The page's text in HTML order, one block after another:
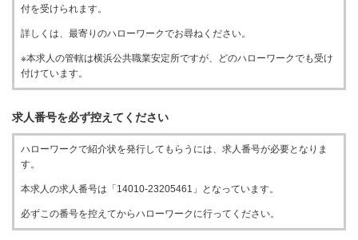
付を受けられます。
詳しくは、最寄りのハローワークでお尋ねください。
※本求人の管轄は横浜公共職業安定所ですが、どのハローワークでも受け
付けています。
求人番号を必ず控えてください
ハローワークで紹介状を発行してもらうには、求人番号が必要となりま
す。
本求人の求人番号は「14010-23205461」となっています。
必ずこの番号を控えてからハローワークに行ってください。